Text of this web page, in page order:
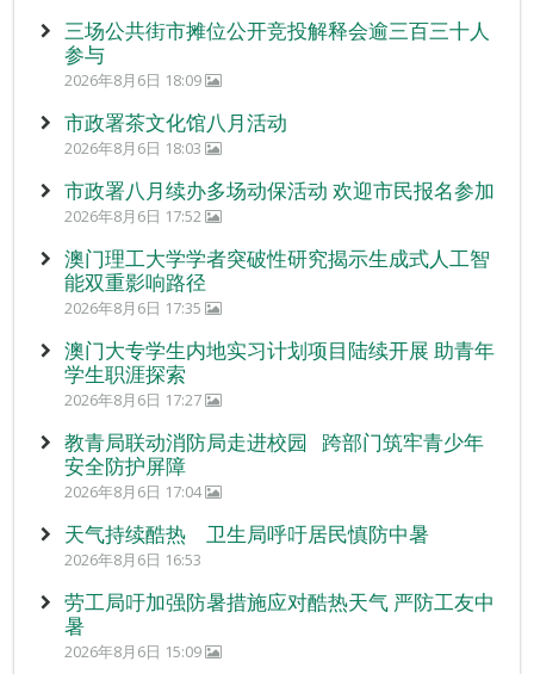
三场公共街市摊位公开竞投解释会逾三百三十人
参与
2026年8月6日 18:09
市政署茶文化馆八月活动
2026年8月6日 18:03
市政署八月续办多场动保活动 欢迎市民报名参加
2026年8月6日 17:52
澳门理工大学学者突破性研究揭示生成式人工智
能双重影响路径
2026年8月6日 17:35
澳门大专学生内地实习计划项目陆续开展 助青年
学生职涯探索
2026年8月6日 17:27
教青局联动消防局走进校园 跨部门筑牢青少年
安全防护屏障
2026年8月6日 17:04
天气持续酷热 卫生局呼吁居民慎防中暑
2026年8月6日 16:53
劳工局吁加强防暑措施应对酷热天气 严防工友中
暑
2026年8月6日 15:09